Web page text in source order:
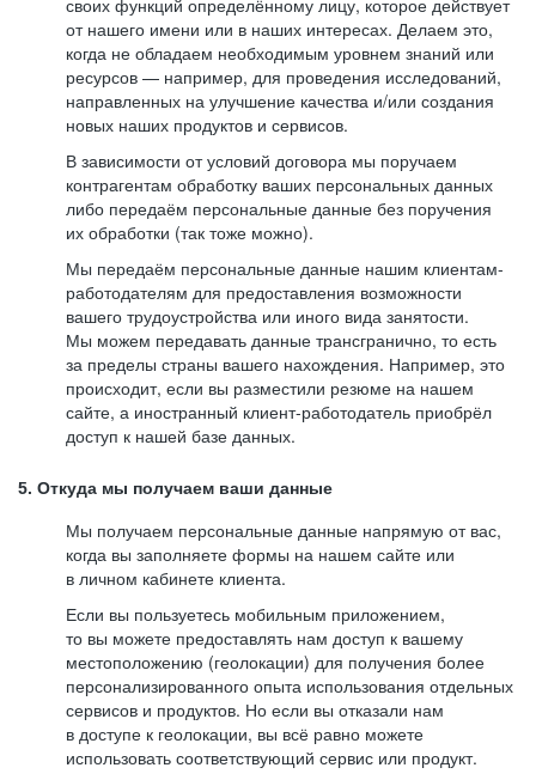
своих функций определённому лицу, которое действует
от нашего имени или в наших интересах. Делаем это,
когда не обладаем необходимым уровнем знаний или
ресурсов — например, для проведения исследований,
направленных на улучшение качества и/или создания
новых наших продуктов и сервисов.
В зависимости от условий договора мы поручаем
контрагентам обработку ваших персональных данных
либо передаём персональные данные без поручения
их обработки (так тоже можно).
Мы передаём персональные данные нашим клиентам-
работодателям для предоставления возможности
вашего трудоустройства или иного вида занятости.
Мы можем передавать данные трансгранично, то есть
за пределы страны вашего нахождения. Например, это
происходит, если вы разместили резюме на нашем
сайте, а иностранный клиент-работодатель приобрёл
доступ к нашей базе данных.
5. Откуда мы получаем ваши данные
Мы получаем персональные данные напрямую от вас,
когда вы заполняете формы на нашем сайте или
в личном кабинете клиента.
Если вы пользуетесь мобильным приложением,
то вы можете предоставлять нам доступ к вашему
местоположению (геолокации) для получения более
персонализированного опыта использования отдельных
сервисов и продуктов. Но если вы отказали нам
в доступе к геолокации, вы всё равно можете
использовать соответствующий сервис или продукт.